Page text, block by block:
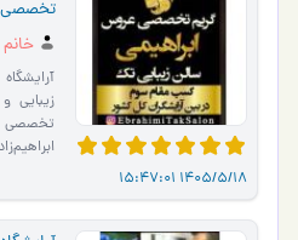
1405/5/18 15:47:01
تخصصی
زیبایی
تخصصی